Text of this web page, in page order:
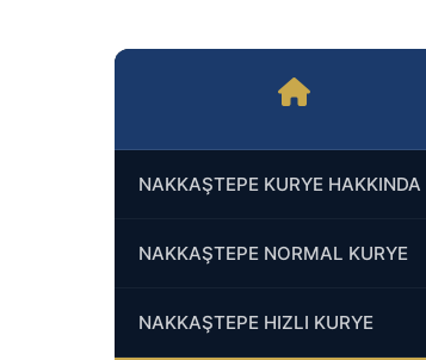
NAKKAŞTEPE KURYE HAKKINDA
NAKKAŞTEPE NORMAL KURYE
NAKKAŞTEPE HIZLI KURYE